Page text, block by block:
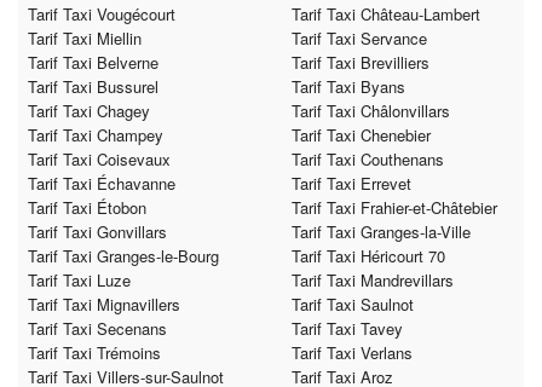
Tarif Taxi Vougécourt
Tarif Taxi Château-Lambert
Tarif Taxi Miellin
Tarif Taxi Servance
Tarif Taxi Belverne
Tarif Taxi Brevilliers
Tarif Taxi Bussurel
Tarif Taxi Byans
Tarif Taxi Chagey
Tarif Taxi Châlonvillars
Tarif Taxi Champey
Tarif Taxi Chenebier
Tarif Taxi Coisevaux
Tarif Taxi Couthenans
Tarif Taxi Échavanne
Tarif Taxi Errevet
Tarif Taxi Étobon
Tarif Taxi Frahier-et-Châtebier
Tarif Taxi Gonvillars
Tarif Taxi Granges-la-Ville
Tarif Taxi Granges-le-Bourg
Tarif Taxi Héricourt 70
Tarif Taxi Luze
Tarif Taxi Mandrevillars
Tarif Taxi Mignavillers
Tarif Taxi Saulnot
Tarif Taxi Secenans
Tarif Taxi Tavey
Tarif Taxi Trémoins
Tarif Taxi Verlans
Tarif Taxi Villers-sur-Saulnot
Tarif Taxi Aroz